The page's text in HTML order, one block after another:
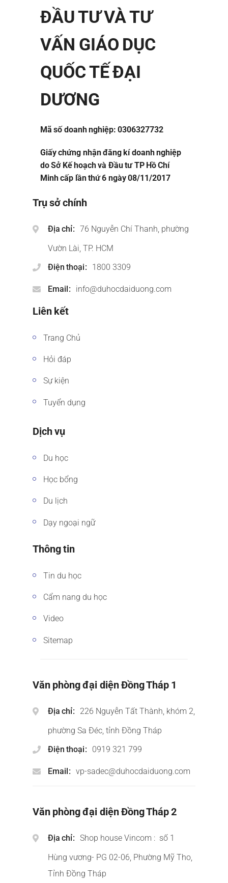
ĐẦU TƯ VÀ TƯ
VẤN GIÁO DỤC
QUỐC TẾ ĐẠI
DƯƠNG
Mã số doanh nghiệp: 0306327732
Giấy chứng nhận đăng kí doanh nghiệp
do Sở Kế hoạch và Đầu tư TP Hồ Chí
Minh cấp lần thứ 6 ngày 08/11/2017
Trụ sở chính
Địa chỉ
76 Nguyễn Chí Thanh, phường
Vườn Lài, TP. HCM
Điện thoại
1800 3309
Email info@duhocdaiduong.com
Liên kết
Trang Chủ
Hỏi đáp
Sự kiện
Tuyển dụng
Dịch vụ
Du học
Học bổng
Du lịch
Dạy ngoại ngữ
Thông tin
Tin du học
Cẩm nang du học
Video
Sitemap
Văn phòng đại diện Đồng Tháp 1
Địa chỉ
226 Nguyễn Tất Thành, khóm 2,
phường Sa Đéc, tỉnh Đồng Tháp
Điện thoại
0919 321 799
Email vp-sadec@duhocdaiduong.com
Văn phòng đại diện Đồng Tháp 2
Địa chỉ
Shop house Vincom : số 1
Hùng vương- PG 02-06, Phường Mỹ Tho,
Tỉnh Đồng Tháp